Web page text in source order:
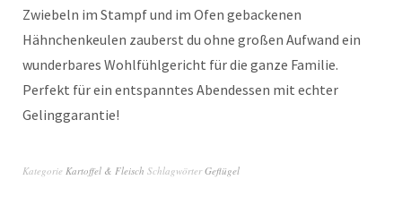
Zwiebeln im Stampf und im Ofen gebackenen
Hähnchenkeulen zauberst du ohne großen Aufwand ein
wunderbares Wohlfühlgericht für die ganze Familie.
Perfekt für ein entspanntes Abendessen mit echter
Gelinggarantie!
Kategorie Kartoffel & Fleisch SchlagwörterGeflügel